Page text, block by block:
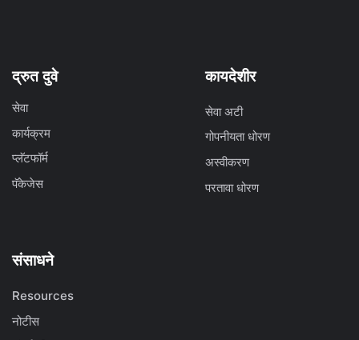
द्रुत दुवे
सेवा
कार्यक्रम
प्लॅटफॉर्म
पॅकेजेस
कायदेशीर
सेवा अटी
गोपनीयता धोरण
अस्वीकरण
परतावा धोरण
संसाधने
Resources
नोटीस